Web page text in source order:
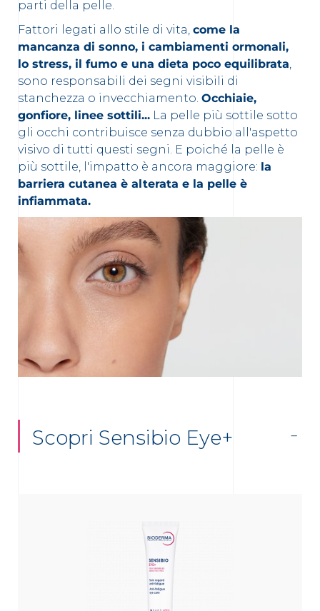
parti della pelle.
Fattori legati allo stile di vita, come la
mancanza di sonno, i cambiamenti ormonali,
lo stress, il fumo e una dieta poco equilibrata,
sono responsabili dei segni visibili di
stanchezza o invecchiamento. Occhiaie,
gonfiore, linee sottili... La pelle più sottile sotto
gli occhi contribuisce senza dubbio all'aspetto
visivo di tutti questi segni. E poiché la pelle è
più sottile, l'impatto è ancora maggiore: la
barriera cutanea è alterata e la pelle è
infiammata.
Scopri Sensibio Eye+